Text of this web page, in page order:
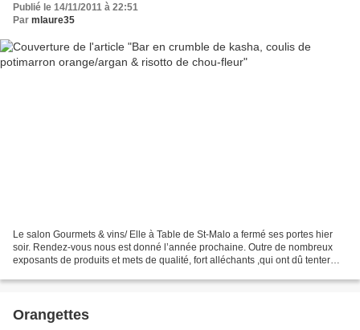
Publié le 14/11/2011 à 22:51
Par mlaure35
Le salon Gourmets & vins/ Elle à Table de St-Malo a fermé ses portes hier
soir. Rendez-vous nous est donné l’année prochaine. Outre de nombreux
exposants de produits et mets de qualité, fort alléchants ,qui ont dû tenter
Orangettes